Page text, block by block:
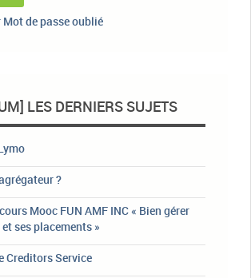
Mot de passe oublié
LES DERNIERS SUJETS
?
Mooc FUN AMF INC « Bien gérer
ses placements »
Creditors Service